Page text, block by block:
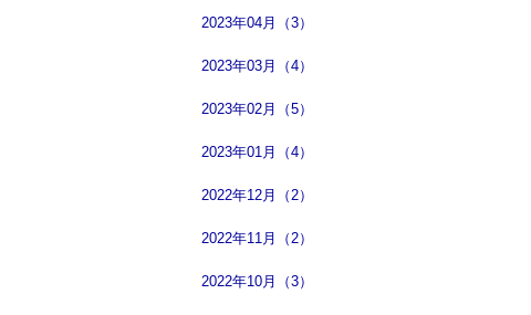
2023年04月（3）
2023年03月（4）
2023年02月（5）
2023年01月（4）
2022年12月（2）
2022年11月（2）
2022年10月（3）